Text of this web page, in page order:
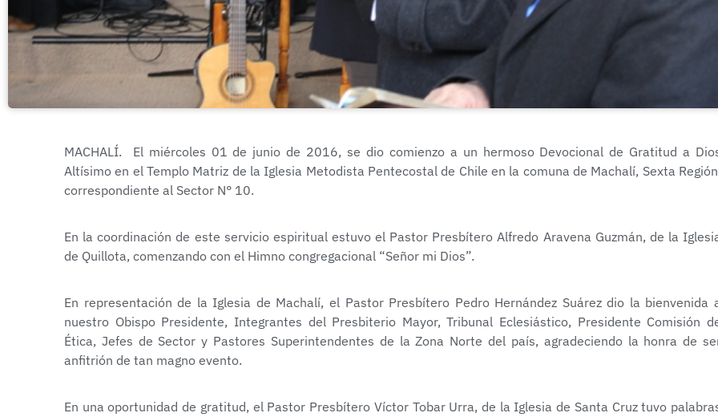
MACHALÍ. El miércoles 01 de junio de 2016, se dio comienzo a un hermoso Devocional de Gratitud a
Altísimo en el Templo Matriz de la Iglesia Metodista Pentecostal de Chile en la comuna de Machalí, Sexta
correspondiente al Sector N° 10.
En la coordinación de este servicio espiritual estuvo el Pastor Presbítero Alfredo Aravena Guzmán, de la
de Quillota, comenzando con el Himno congregacional “Señor mi Dios”.
En representación de la Iglesia de Machalí, el Pastor Presbítero Pedro Hernández Suárez dio la bienvenida
nuestro Obispo Presidente, Integrantes del Presbiterio Mayor, Tribunal Eclesiástico, Presidente Comisión
Ética, Jefes de Sector y Pastores Superintendentes de la Zona Norte del país, agradeciendo la honra de
anfitrión de tan magno evento.
En una oportunidad de gratitud, el Pastor Presbítero Víctor Tobar Urra, de la Iglesia de Santa Cruz tuvo